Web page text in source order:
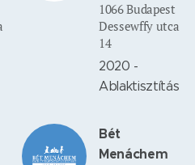
1066 Budapest
Dessewffy utca
14
2020 -
Ablaktisztítás
Bét
Menáchem